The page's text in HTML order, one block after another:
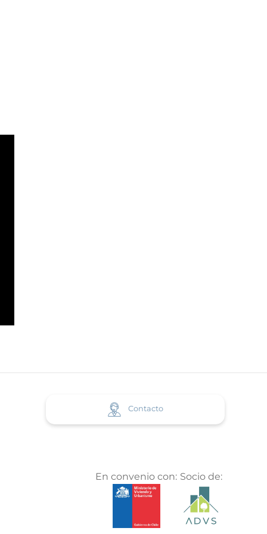
Contacto
En convenio con: Socio de: